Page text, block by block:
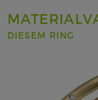
DIESEM RING